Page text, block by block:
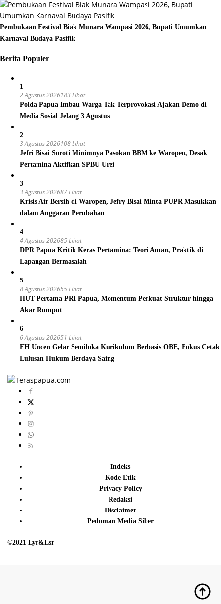
Pembukaan Festival Biak Munara Wampasi 2026, Bupati Umumkan
Karnaval Budaya Pasifik
Berita Populer
1
2 Agustus 2026183 Lihat
Polda Papua Imbau Warga Tak Terprovokasi Ajakan Demo di
Media Sosial Jelang 3 Agustus
2
3 Agustus 2026108 Lihat
Jefri Bisai Soroti Minimnya Pasokan BBM ke Waropen, Desak
Pertamina Aktifkan SPBU Urei
3
3 Agustus 202687 Lihat
Krisis Air Bersih di Waropen, Jefry Bisai Minta PUPR Masukkan
dalam Anggaran Perubahan
4
4 Agustus 202685 Lihat
DPR Papua Kritik Keras Pertamina: Teori Aman, Praktik di
Lapangan Bermasalah
5
8 Agustus 202655 Lihat
HUT Pertama PRI Papua, Momentum Perkuat Struktur hingga
Akar Rumput
6
6 Agustus 202651 Lihat
FH Uncen Gelar Semiloka Kurikulum Berbasis OBE, Fokus Cetak
Lulusan Hukum Berdaya Saing
Indeks
Kode Etik
Privacy Policy
Redaksi
Disclaimer
Pedoman Media Siber
©2021 Lyr&Lsr